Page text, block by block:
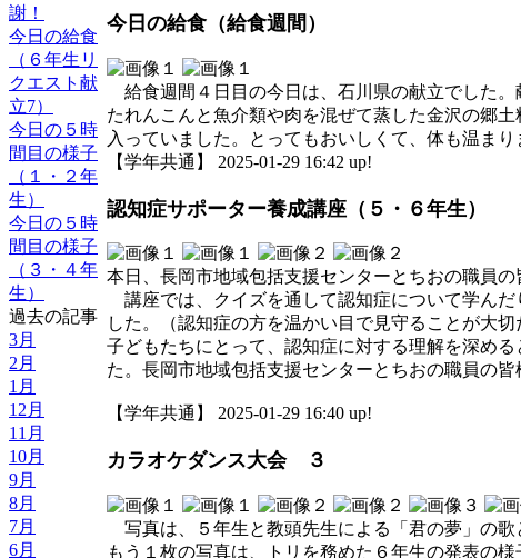
謝！
今日の給食
（６年生リ
クエスト献
立7）
今日の５時
間目の様子
（１・２年
生）
今日の５時
間目の様子
（３・４年
生）
過去の記事
3月
2月
1月
12月
11月
10月
9月
8月
7月
6月
今日の給食（給食週間）
給食週間４日目の今日は、石川県の献立でした
たれんこんと魚介類や肉を混ぜて蒸した金沢の郷
入っていました。とってもおいしくて、体も温まり
【学年共通】 2025-01-29 16:42 up!
認知症サポーター養成講座（５・６年生）
本日、長岡市地域包括支援センターとちおの職員
講座では、クイズを通して認知症について学んだ
した。（認知症の方を温かい目で見守ることが大
子どもたちにとって、認知症に対する理解を深め
た。長岡市地域包括支援センターとちおの職員の皆
【学年共通】 2025-01-29 16:40 up!
カラオケダンス大会 ３
写真は、５年生と教頭先生による「君の夢」の歌
もう１枚の写真は、トリを務めた６年生の発表の